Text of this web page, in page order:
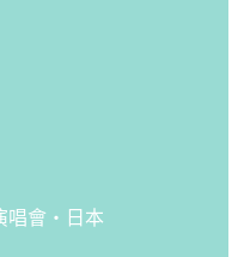
唱會・日本